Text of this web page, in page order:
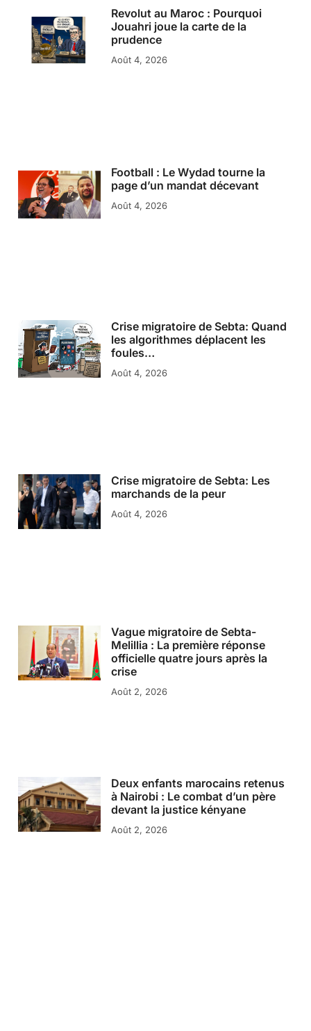
Revolut au Maroc : Pourquoi
Jouahri joue la carte de la
prudence
Août 4, 2026
Football : Le Wydad tourne la
page d’un mandat décevant
Août 4, 2026
Crise migratoire de Sebta: Quand
les algorithmes déplacent les
foules…
Août 4, 2026
Crise migratoire de Sebta: Les
marchands de la peur
Août 4, 2026
Vague migratoire de Sebta-
Melillia : La première réponse
officielle quatre jours après la
crise
Août 2, 2026
Deux enfants marocains retenus
à Nairobi : Le combat d’un père
devant la justice kényane
Août 2, 2026